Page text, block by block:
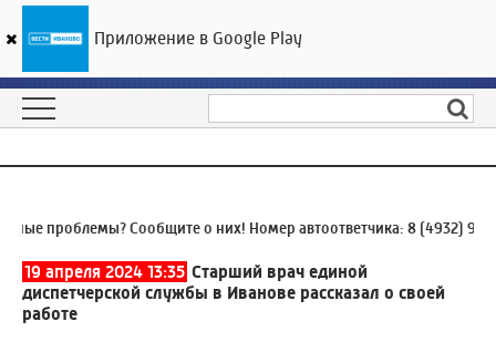
ГТРК «Ивтелерадио»
проблемы? Сообщите о них! Номер автоответчика:8 (4932) 930-
19 апреля 2024 13:35 Старший врач единой
диспетчерской службы в Иванове рассказал о своей
работе
Приложение в Google Play